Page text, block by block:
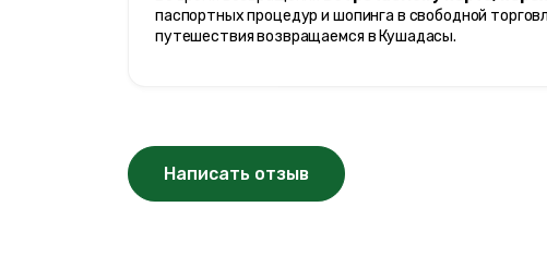
паспортных процедур и шопинга в свободной
путешествия возвращаемся в Кушадасы.
Написать отзыв